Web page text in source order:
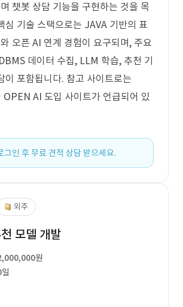
챗봇 상담 기능을 구현하는 것을 목
심 기술 스택으로는 JAVA 기반의 표
오픈 AI 연계 경험이 요구되며, 주요
데이터 수집, LLM 학습, 추천 기
이 포함됩니다. 참고 사이트로는
AI 도입 사이트가 언급되어 있
그인 후 무료 견적 상담 받으세요.
외주
모델 개발
원